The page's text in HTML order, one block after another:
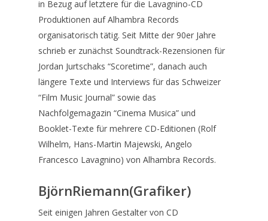
in Bezug auf letztere für die Lavagnino-CD
Produktionen auf Alhambra Records
organisatorisch tätig. Seit Mitte der 90er Jahre
schrieb er zunächst Soundtrack-Rezensionen für
Jordan Jurtschaks “Scoretime”, danach auch
längere Texte und Interviews für das Schweizer
“Film Music Journal” sowie das
Nachfolgemagazin “Cinema Musica” und
Booklet-Texte für mehrere CD-Editionen (Rolf
Wilhelm, Hans-Martin Majewski, Angelo
Francesco Lavagnino) von Alhambra Records.
BjörnRiemann(Grafiker)
Seit einigen Jahren Gestalter von CD